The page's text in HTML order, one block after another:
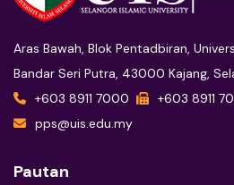
Aras Bawah, Blok Pentadbiran,
Bandar Seri Putra, 43000 Kajang,
+603 8911 7000
+603 8911
pps@uis.edu.my
Pautan